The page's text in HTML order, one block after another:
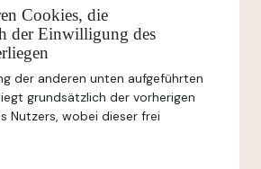
Cookies, die
der Einwilligung des
der anderen unten aufgeführten
grundsätzlich der vorherigen
Nutzers, wobei dieser frei